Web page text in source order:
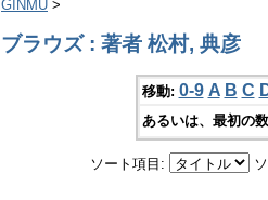
GINMU >
ブラウズ : 著者 松村, 典彦
移動: 0-9 A B C
あるいは、最初の
ソート項目: